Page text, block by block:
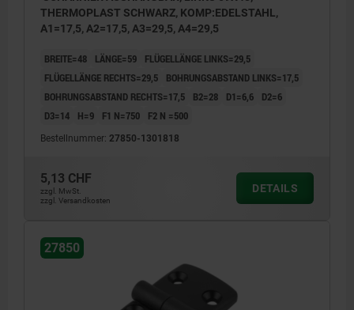
THERMOPLAST SCHWARZ, KOMP:EDELSTAHL,
A1=17,5, A2=17,5, A3=29,5, A4=29,5
BREITE=48 LÄNGE=59
FLÜGELLÄNGE LINKS=29,5
FLÜGELLÄNGE RECHTS=29,5
BOHRUNGSABSTAND LINKS=17,5
BOHRUNGSABSTAND RECHTS=17,5
B2=28 D1=6,6
D2=6
D3=14
H=9 F1 N=750 F2 N =500
Bestellnummer: 27850-1301818
5,13 CHF
zzgl. MwSt.
zzgl. Versandkosten
DETAILS
27850